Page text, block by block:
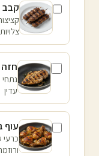
קבב
חזה
עדין
עוף
כרעי